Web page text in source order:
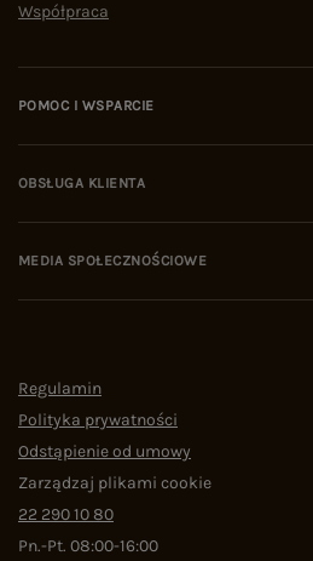
Współpraca
POMOC I WSPARCIE
OBSŁUGA KLIENTA
MEDIA SPOŁECZNOŚCIOWE
Regulamin
Polityka prywatności
Odstąpienie od umowy
Zarządzaj plikami cookie
22 290 10 80
Pn.-Pt. 08:00-16:00